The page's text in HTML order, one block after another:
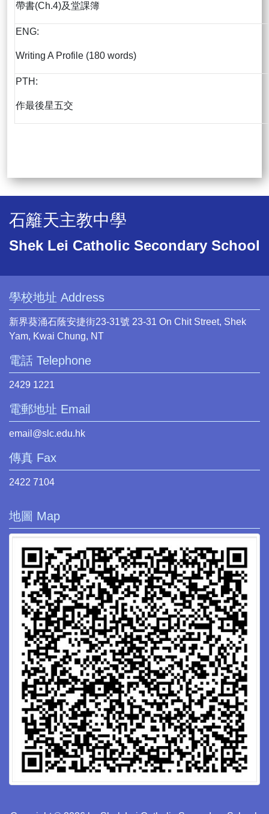
帶書(Ch.4)及堂課簿
ENG:
Writing A Profile (180 words)
PTH:
作最後星五交
石籬天主教中學
Shek Lei Catholic Secondary School
學校地址 Address
新界葵涌石蔭安捷街23-31號 23-31 On Chit Street, Shek
Yam, Kwai Chung, NT
電話 Telephone
2429 1221
電郵地址 Email
email@slc.edu.hk
傳真 Fax
2422 7104
地圖 Map